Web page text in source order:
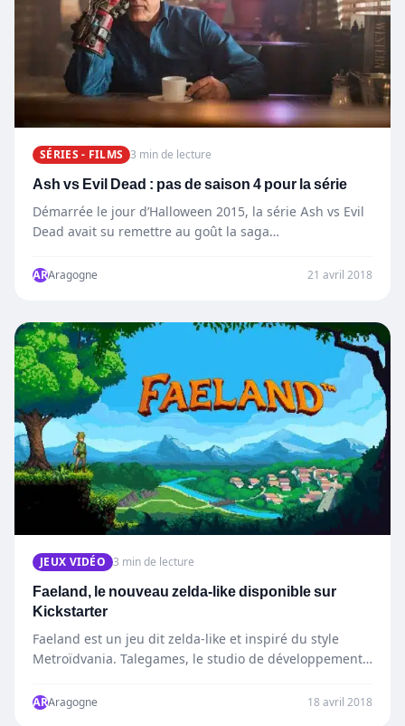
SÉRIES - FILMS 3 min de lecture
Ash vs Evil Dead : pas de saison 4 pour la série
Démarrée le jour d’Halloween 2015, la série Ash vs Evil
Dead avait su remettre au goût la saga…
ARAragogne 21 avril 2018
JEUX VIDÉO 3 min de lecture
Faeland, le nouveau zelda-like disponible sur
Kickstarter
Faeland est un jeu dit zelda-like et inspiré du style
Metroïdvania. Talegames, le studio de développement
ARAragogne 18 avril 2018